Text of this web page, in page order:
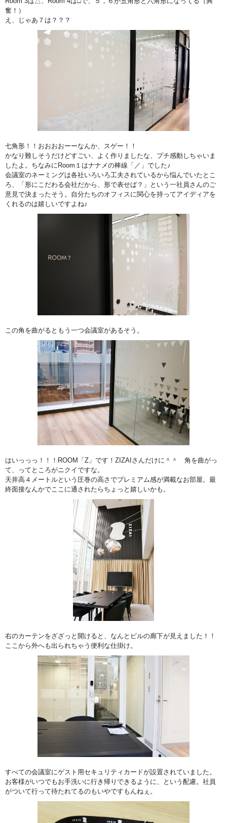
奮！）
え、じゃあ７は？？？
七角形！！おおおおーーなんか、スゲー！！
かなり難しそうだけどすごい、よく作りましたな、プチ感動しちゃいま
したよ。ちなみにRoom１はナナメの棒線「／」でした♪
会議室のネーミングは各社いろいろ工夫されているから悩んでいたとこ
ろ、「形にこだわる会社だから、形で表せば？」という一社員さんのご
意見で決まったそう。自分たちのオフィスに関心を持ってアイディアを
くれるのは嬉しいですよね♪
この角を曲がるともう一つ会議室があるそう。
はいっっっ！！！ROOM「Z」です！ZIZAIさんだけに＾＾ 角を曲がっ
て、ってところがニクイですな。
天井高４メートルという圧巻の高さでプレミアム感が満載なお部屋。最
終面接なんかでここに通されたらちょっと嬉しいかも。
右のカーテンをざざっと開けると、なんとビルの廊下が見えました！！
ここから外へも出られちゃう便利な仕掛け。
すべての会議室にゲスト用セキュリティカードが設置されていました。
お客様がいつでもお手洗いに行き帰りできるように、という配慮。社員
がついて行って待たれてるのもいやですもんねぇ。